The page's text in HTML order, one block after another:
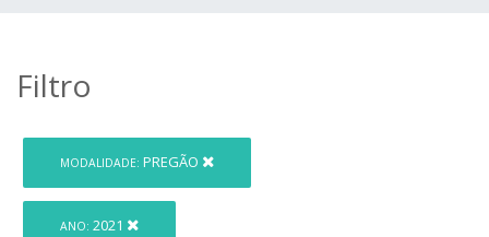
Filtro
MODALIDADE: PREGÃO
ANO: 2021